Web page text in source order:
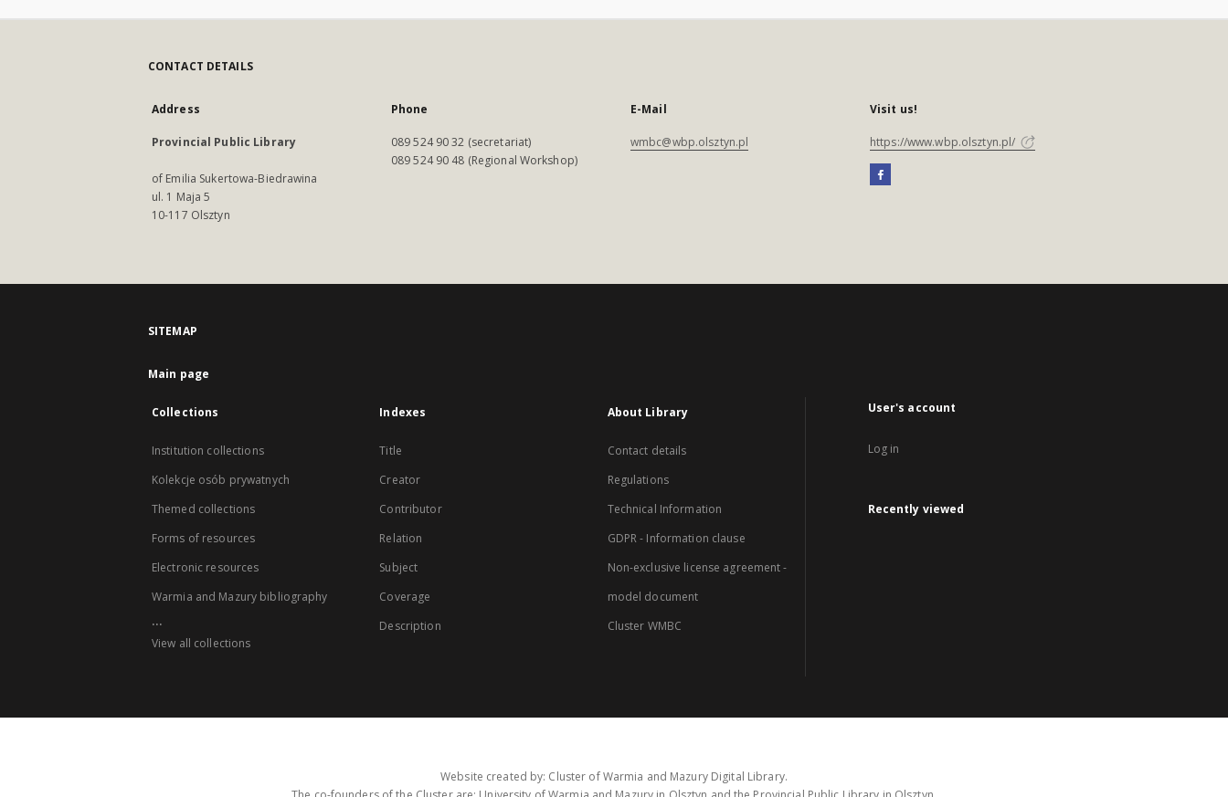
CONTACT DETAILS
Address
Provincial Public Library
of Emilia Sukertowa-Biedrawina
ul. 1 Maja 5
10-117 Olsztyn
Phone
089 524 90 32 (secretariat)
089 524 90 48 (Regional Workshop)
E-Mail
wmbc@wbp.olsztyn.pl
Visit us!
https://www.wbp.olsztyn.pl/
SITEMAP
Main page
Collections
Institution collections
Kolekcje osób prywatnych
Themed collections
Forms of resources
Electronic resources
Warmia and Mazury bibliography
...
View all collections
Indexes
Title
Creator
Contributor
Relation
Subject
Coverage
Description
About Library
Contact details
Regulations
Technical Information
GDPR - Information clause
Non-exclusive license agreement -
model document
Cluster WMBC
User's account
Log in
Recently viewed
Website created by: Cluster of Warmia and Mazury Digital Library.